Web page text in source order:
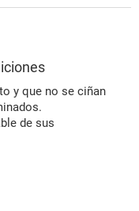
y que no se ciñan
de sus